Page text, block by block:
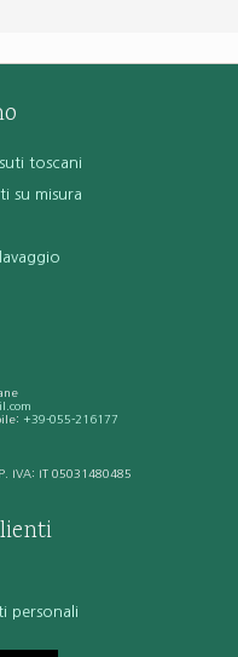
toscani
su misura
+39-055-216177
IVA: IT 05031480485
personali